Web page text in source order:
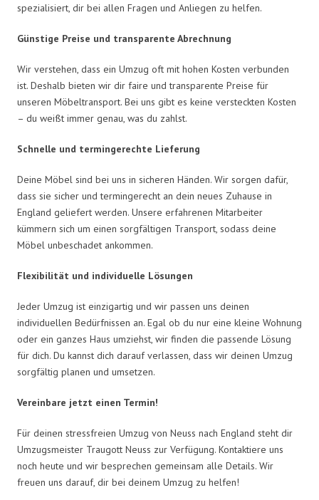
spezialisiert, dir bei allen Fragen und Anliegen zu helfen.
Günstige Preise und transparente Abrechnung
Wir verstehen, dass ein Umzug oft mit hohen Kosten verbunden
ist. Deshalb bieten wir dir faire und transparente Preise für
unseren Möbeltransport. Bei uns gibt es keine versteckten Kosten
– du weißt immer genau, was du zahlst.
Schnelle und termingerechte Lieferung
Deine Möbel sind bei uns in sicheren Händen. Wir sorgen dafür,
dass sie sicher und termingerecht an dein neues Zuhause in
England geliefert werden. Unsere erfahrenen Mitarbeiter
kümmern sich um einen sorgfältigen Transport, sodass deine
Möbel unbeschadet ankommen.
Flexibilität und individuelle Lösungen
Jeder Umzug ist einzigartig und wir passen uns deinen
individuellen Bedürfnissen an. Egal ob du nur eine kleine Wohnung
oder ein ganzes Haus umziehst, wir finden die passende Lösung
für dich. Du kannst dich darauf verlassen, dass wir deinen Umzug
sorgfältig planen und umsetzen.
Vereinbare jetzt einen Termin!
Für deinen stressfreien Umzug von Neuss nach England steht dir
Umzugsmeister Traugott Neuss zur Verfügung. Kontaktiere uns
noch heute und wir besprechen gemeinsam alle Details. Wir
freuen uns darauf, dir bei deinem Umzug zu helfen!